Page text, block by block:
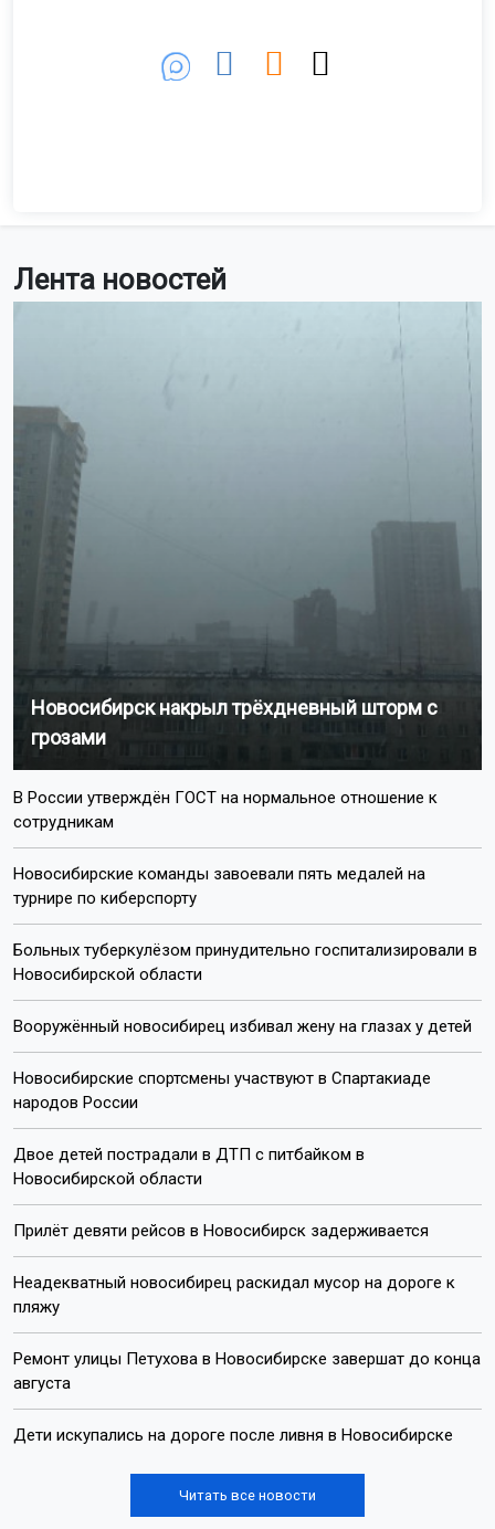
Лента новостей
Новосибирск накрыл трёхдневный шторм с
грозами
В России утверждён ГОСТ на нормальное отношение к
сотрудникам
Новосибирские команды завоевали пять медалей на
турнире по киберспорту
Больных туберкулёзом принудительно госпитализировали в
Новосибирской области
Вооружённый новосибирец избивал жену на глазах у детей
Новосибирские спортсмены участвуют в Спартакиаде
народов России
Двое детей пострадали в ДТП с питбайком в
Новосибирской области
Прилёт девяти рейсов в Новосибирск задерживается
Неадекватный новосибирец раскидал мусор на дороге к
пляжу
Ремонт улицы Петухова в Новосибирске завершат до конца
августа
Дети искупались на дороге после ливня в Новосибирске
Читать все новости